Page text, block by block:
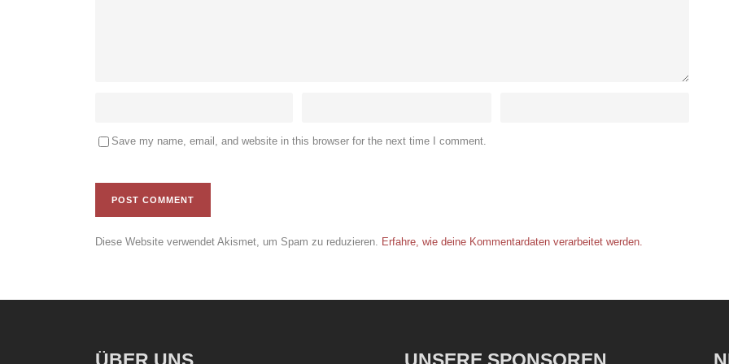
Save my name, email, and website in this browser for the next time I comment.
Diese Website verwendet Akismet, um Spam zu reduzieren. Erfahre, wie deine Kommentardaten verarbeitet werden.